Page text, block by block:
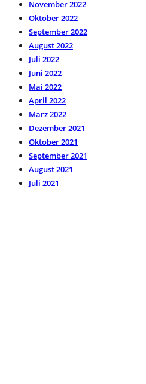
November 2022
Oktober 2022
September 2022
August 2022
Juli 2022
Juni 2022
Mai 2022
April 2022
März 2022
Dezember 2021
Oktober 2021
September 2021
August 2021
Juli 2021